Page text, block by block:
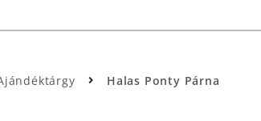
Halas Ponty Párna